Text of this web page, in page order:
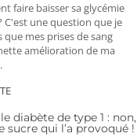
faire baisser sa glycémie
C'est une question que je
que mes prises de sang
amélioration de ma
diabète de type 1 : non,
sucre qui l’a provoqué !